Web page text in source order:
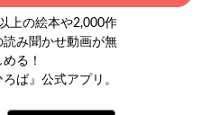
上の絵本や2,000作
読み聞かせ動画が無
る！
ろば』公式アプリ。